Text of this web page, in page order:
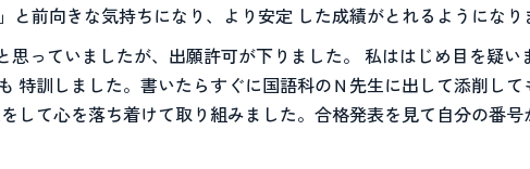
前向きな気持ちになり、より安定 した成績がとれるようになり
っていましたが、出願許可が下りました。 私ははじめ目を疑い
特訓しました。書いたらすぐに国語科のＮ先生に出して添削し
て心を落ち着けて取り組みました。合格発表を見て自分の番